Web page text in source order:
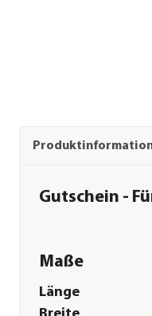
Gutschein -
Maße
Länge